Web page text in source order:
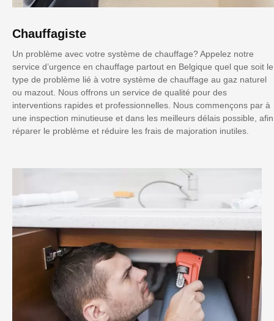
Chauffagiste
Un problème avec votre système de chauffage? Appelez notre
service d’urgence en chauffage partout en Belgique quel que soit le
type de problème lié à votre système de chauffage au gaz naturel
ou mazout. Nous offrons un service de qualité pour des
interventions rapides et professionnelles. Nous commençons par à
une inspection minutieuse et dans les meilleurs délais possible, afin
réparer le problème et réduire les frais de majoration inutiles.